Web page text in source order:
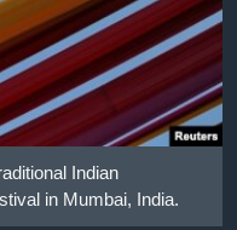
Indian
in Mumbai, India.